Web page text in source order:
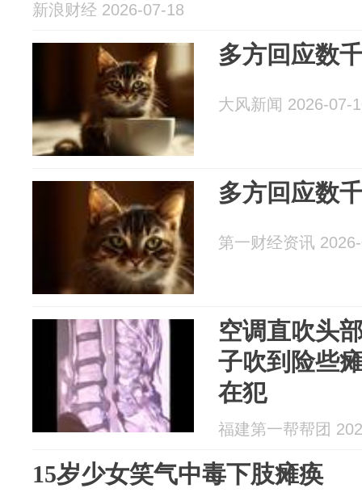
新浪财经 2026-07-18
多方回应数
大风新闻 2026-07-
多方回应数
第一财经资讯
空调直吹头
子吹到险些
在犯
福建第一帮帮团
15岁少女笑气中毒下肢瘫痪